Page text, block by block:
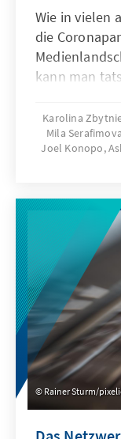
Wie in vielen
die
kann man
bestehende
Verwüstung
neue
aus neun
Karolina
Mila
Joel Konopo,
Rainer Sturm/